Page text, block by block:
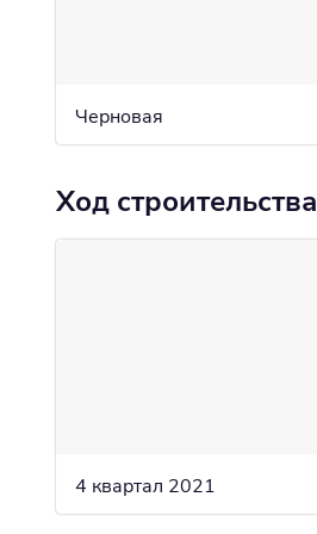
Черновая
Ход строительства
4 квартал 2021